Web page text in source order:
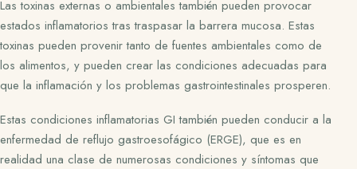
Las toxinas externas o ambientales también pueden provocar
estados inflamatorios tras traspasar la barrera mucosa. Estas
toxinas pueden provenir tanto de fuentes ambientales como de
los alimentos, y pueden crear las condiciones adecuadas para
que la inflamación y los problemas gastrointestinales prosperen.
Estas condiciones inflamatorias GI también pueden conducir a la
enfermedad de reflujo gastroesofágico (ERGE), que es en
realidad una clase de numerosas condiciones y síntomas que